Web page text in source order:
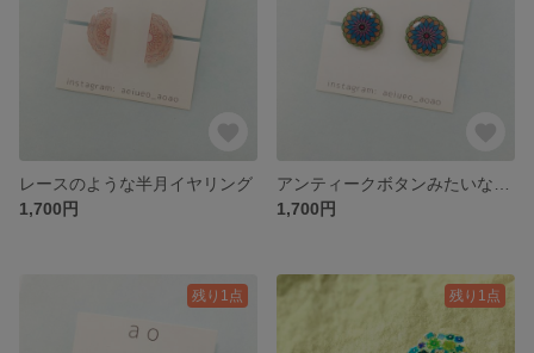
レースのような半月イヤリング
1,700円
1,700円
残り1点 残り1点